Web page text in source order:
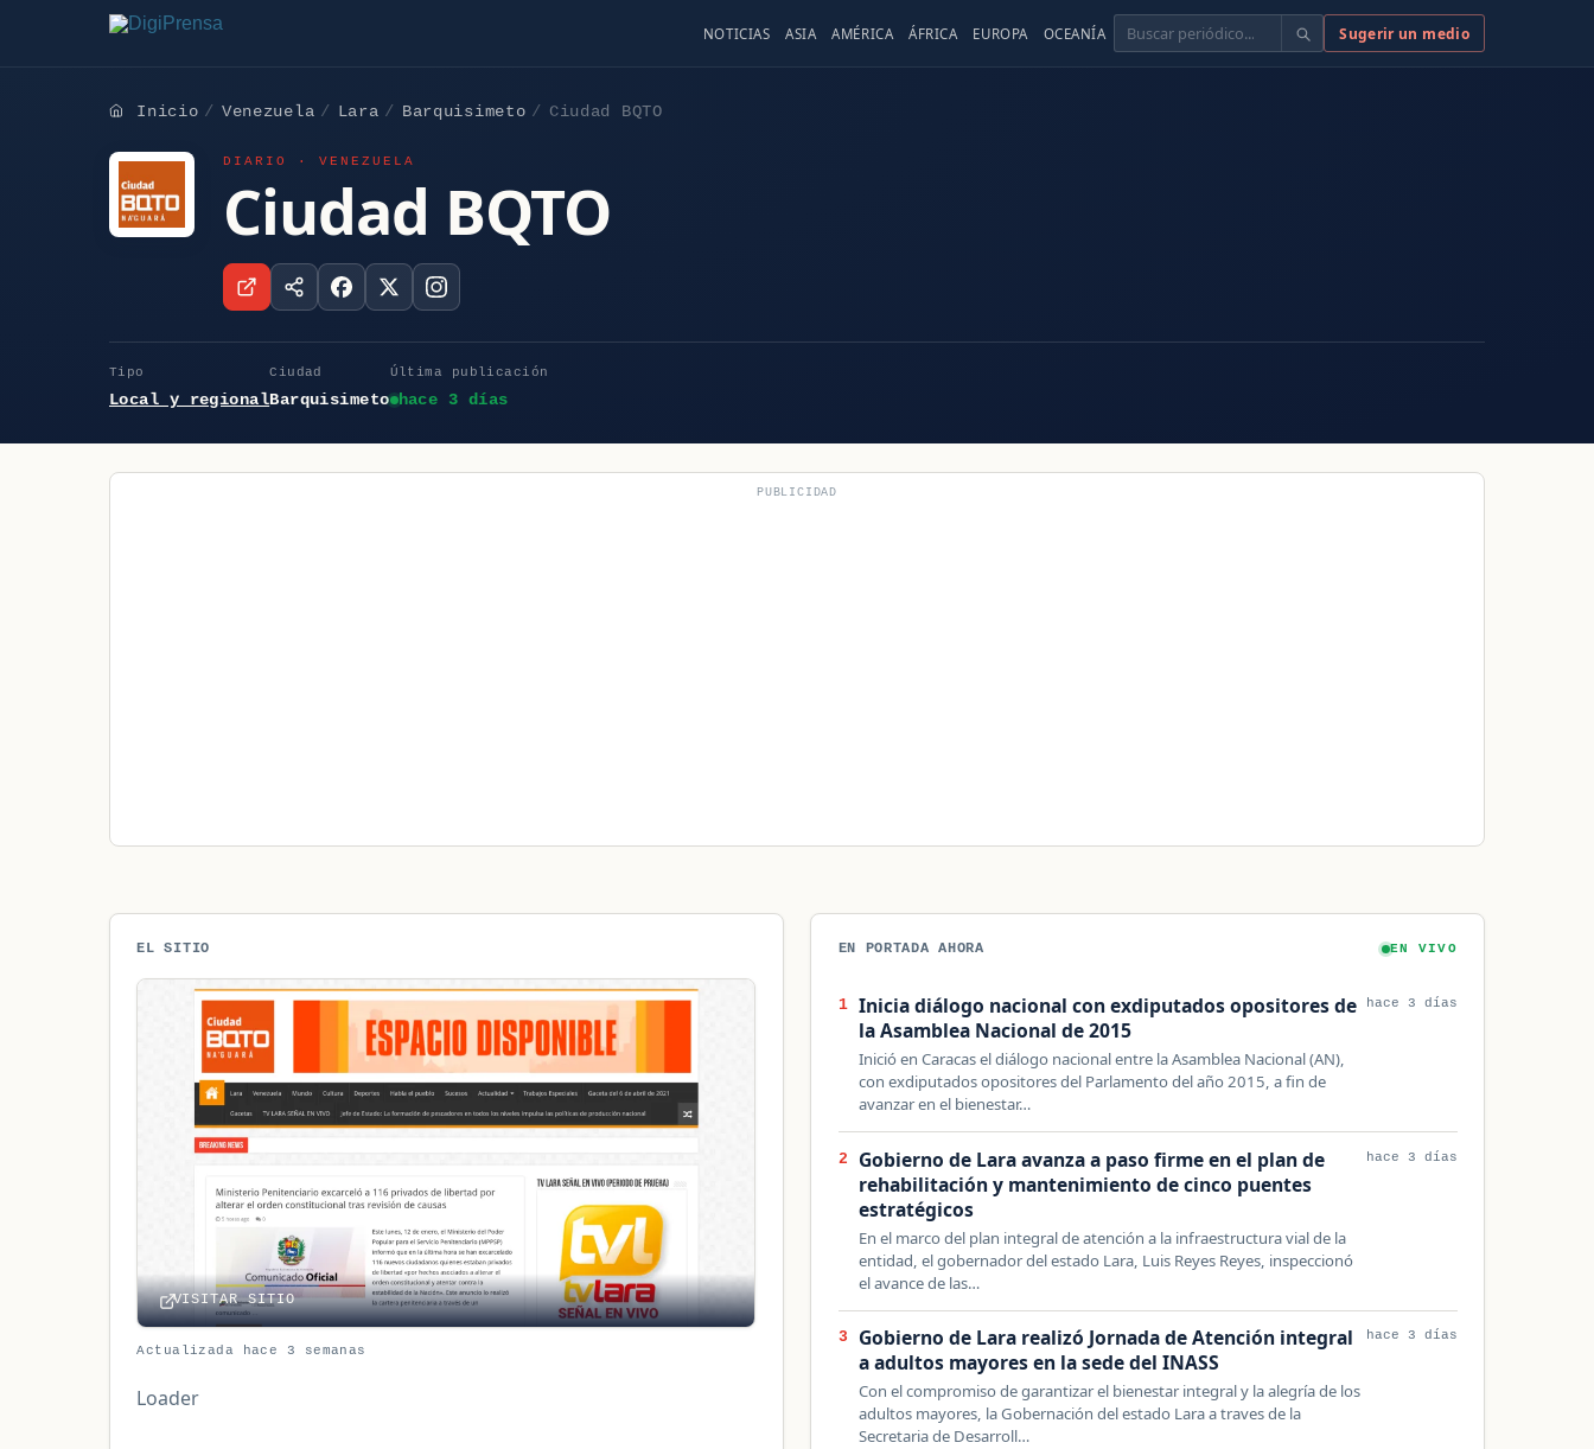
NOTICIAS ASIA AMÉRICA ÁFRICA EUROPA OCEANÍA Buscar Sugerir un medio
Inicio Venezuela Lara Barquisimeto Ciudad BQTO
DIARIO · VENEZUELA
Ciudad BQTO
Tipo
Local y regional
Ciudad
Barquisimeto
Última publicación
hace 3 días
PUBLICIDAD
EL SITIO
VISITAR SITIO
Actualizada hace 3 semanas
Loader
EN PORTADA AHORA EN VIVO
1
Inicia diálogo nacional con exdiputados opositores de
la Asamblea Nacional de 2015
Inició en Caracas el diálogo nacional entre la Asamblea Nacional (AN),
con exdiputados opositores del Parlamento del año 2015, a fin de
avanzar en el bienestar…
hace 3 días
2
Gobierno de Lara avanza a paso firme en el plan de
rehabilitación y mantenimiento de cinco puentes
estratégicos
En el marco del plan integral de atención a la infraestructura vial de la
entidad, el gobernador del estado Lara, Luis Reyes Reyes, inspeccionó
el avance de las…
hace 3 días
3
Gobierno de Lara realizó Jornada de Atención integral
a adultos mayores en la sede del INASS
Con el compromiso de garantizar el bienestar integral y la alegría de los
adultos mayores, la Gobernación del estado Lara a traves de la
Secretaria de Desarroll…
hace 3 días